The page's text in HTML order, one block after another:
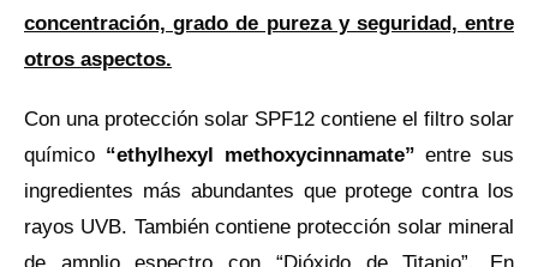
concentración, grado de pureza y seguridad, entre
otros aspectos.
Con una protección solar SPF12 contiene el filtro solar
químico “ethylhexyl methoxycinnamate” entre sus
ingredientes más abundantes que protege contra los
rayos UVB. También contiene protección solar mineral